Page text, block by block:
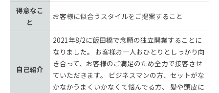
得意なこ
と
お客様に似合うスタイルをご提案すること
自己紹介
2021年8/2に飯田橋で念願の独立開業することに
なりました。 お客様お一人おひとりとしっかり向
き合って、お客様のご満足のため全力で接客させ
ていただきます。 ビジネスマンの方、セットがな
かなかうまくいかなくて悩んでる方、 髪や頭皮に